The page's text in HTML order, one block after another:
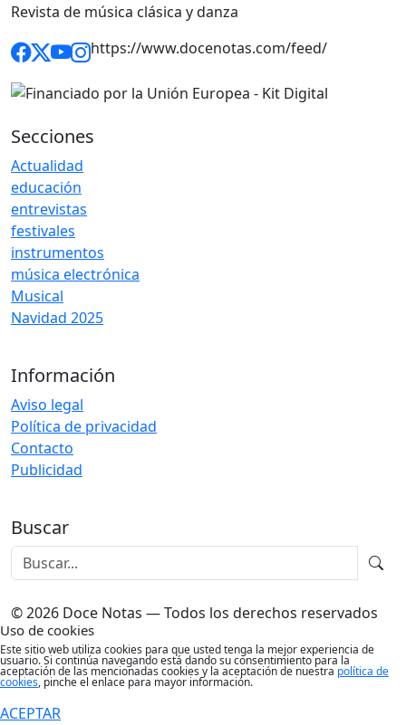
Revista de música clásica y danza
https://www.docenotas.com/feed/
Secciones
Actualidad
educación
entrevistas
festivales
instrumentos
música electrónica
Musical
Navidad 2025
Información
Aviso legal
Política de privacidad
Contacto
Publicidad
Buscar
© 2026 Doce Notas — Todos los derechos reservados
Uso de cookies
Este sitio web utiliza cookies para que usted tenga la mejor experiencia de
usuario. Si continúa navegando está dando su consentimiento para la
aceptación de las mencionadas cookies y la aceptación de nuestra política de
cookies, pinche el enlace para mayor información.
ACEPTAR